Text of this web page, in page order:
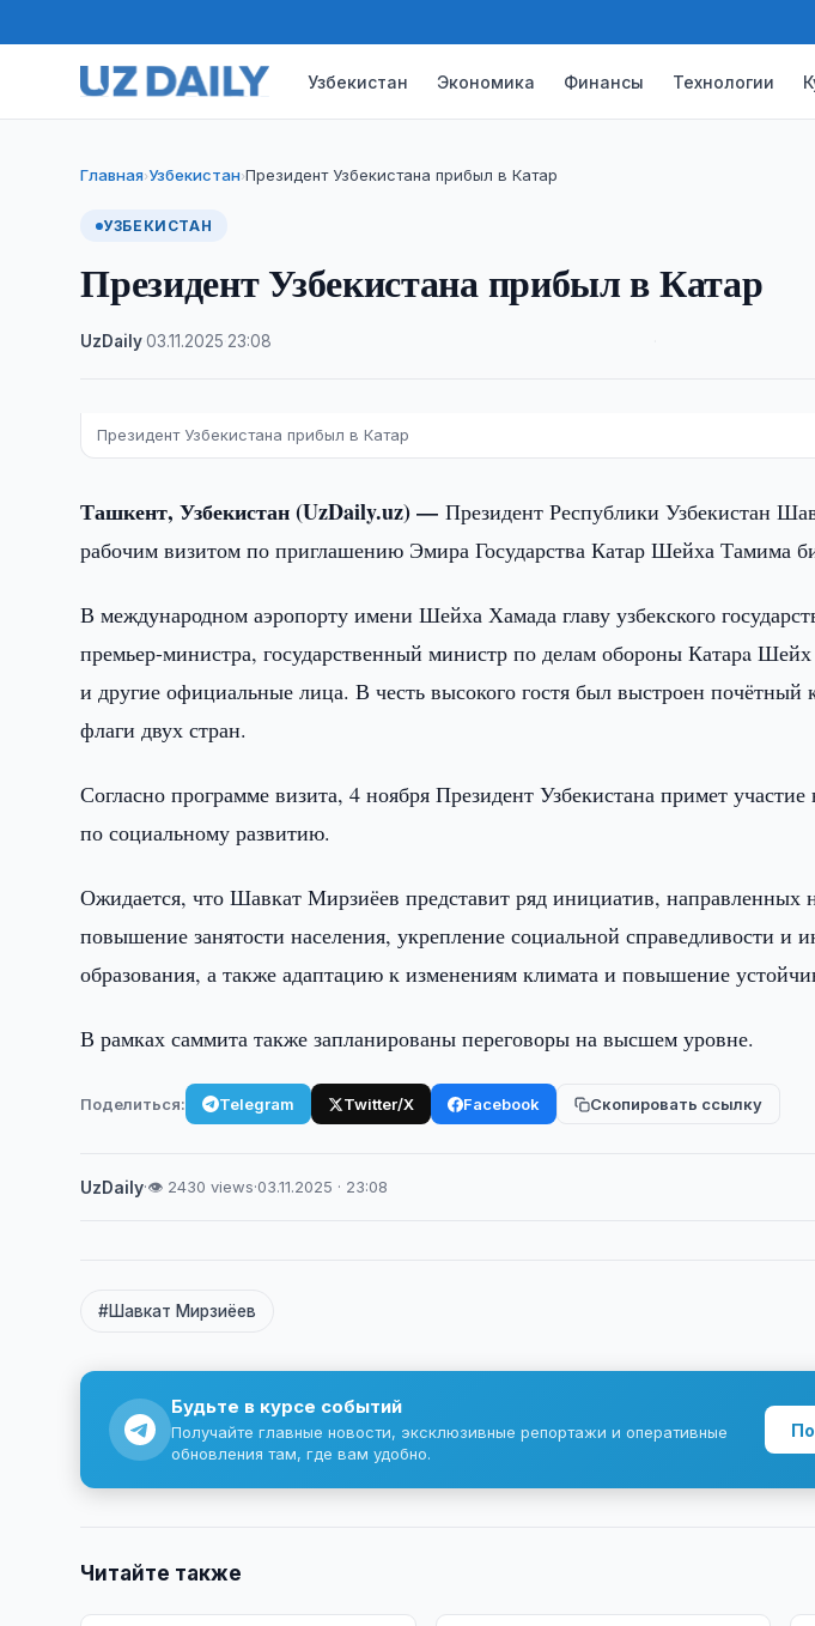
Узбекистан Экономика Финансы Технологии
Главная›Узбекистан›Президент Узбекистана прибыл в Катар
УЗБЕКИСТАН
Президент Узбекистана прибыл в Катар
UzDaily·03.11.2025 23:08
Президент Узбекистана прибыл в Катар
Ташкент, Узбекистан (UzDaily.uz) —Президент Республики Узбекистан
рабочим визитом по приглашению Эмира Государства Катар Шейха Тамима
В международном аэропорту имени Шейха Хамада главу узбекского
премьер-министра, государственный министр по делам обороны Катарa
и другие официальные лица. В честь высокого гостя был выстроен почётный
флаги двух стран.
Согласно программе визита, 4 ноября Президент Узбекистана примет
по социальному развитию.
Ожидается, что Шавкат Мирзиёев представит ряд инициатив, направленных
повышение занятости населения, укрепление социальной справедливости и
образования, а также адаптацию к изменениям климата и повышение
В рамках саммита также запланированы переговоры на высшем уровне.
Поделиться: Telegram Twitter/X Facebook Скопировать ссылку
UzDaily·👁 2430 views·03.11.2025 · 23:08
#Шавкат Мирзиёев
Будьте в курсе событий
Получайте главные новости, эксклюзивные репортажи и оперативные
обновления там, где вам удобно.
Читайте также